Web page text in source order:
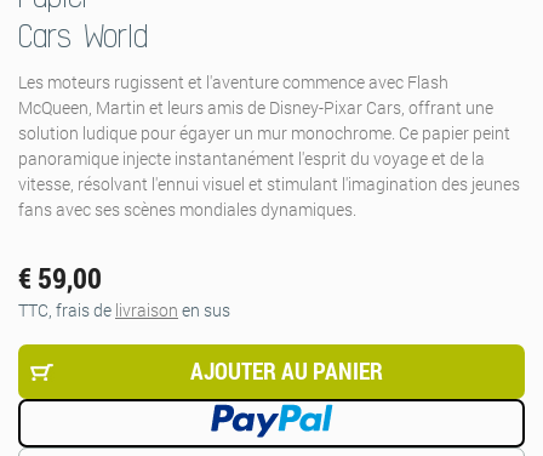
Cars World
Les moteurs rugissent et l'aventure commence avec Flash
McQueen, Martin et leurs amis de Disney-Pixar Cars, offrant une
solution ludique pour égayer un mur monochrome. Ce papier peint
panoramique injecte instantanément l'esprit du voyage et de la
vitesse, résolvant l'ennui visuel et stimulant l'imagination des jeunes
fans avec ses scènes mondiales dynamiques.
€ 59,00
TTC, frais de livraison en sus
AJOUTER AU PANIER